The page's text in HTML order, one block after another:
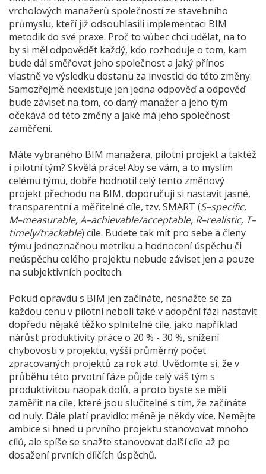
vrcholových manažerů společností ze stavebního
průmyslu, kteří již odsouhlasili implementaci BIM
metodik do své praxe. Proč to vůbec chci udělat, na to
by si měl odpovědět každý, kdo rozhoduje o tom, kam
bude dál směřovat jeho společnost a jaký přínos
vlastně ve výsledku dostanu za investici do této změny.
Samozřejmě neexistuje jen jedna odpověď a odpověď
bude záviset na tom, co daný manažer a jeho tým
očekává od této změny a jaké má jeho společnost
zaměření.
Máte vybraného BIM manažera, pilotní projekt a taktéž
i pilotní tým? Skvělá práce! Aby se vám, a to myslím
celému týmu, dobře hodnotil celý tento změnový
projekt přechodu na BIM, doporučuji si nastavit jasné,
transparentní a měřitelné cíle, tzv. SMART (S–specific,
M–measurable, A–achievable/acceptable, R–realistic, T–
timely/trackable) cíle. Budete tak mít pro sebe a členy
týmu jednoznačnou metriku a hodnocení úspěchu či
neúspěchu celého projektu nebude záviset jen a pouze
na subjektivních pocitech.
Pokud opravdu s BIM jen začínáte, nesnažte se za
každou cenu v pilotní neboli také v adopční fázi nastavit
dopředu nějaké těžko splnitelné cíle, jako například
nárůst produktivity práce o 20 % - 30 %, snížení
chybovosti v projektu, vyšší průměrný počet
zpracovaných projektů za rok atd. Uvědomte si, že v
průběhu této prvotní fáze půjde celý váš tým s
produktivitou naopak dolů, a proto byste se měli
zaměřit na cíle, které jsou slučitelné s tím, že začínáte
od nuly. Dále platí pravidlo: méně je někdy více. Nemějte
ambice si hned u prvního projektu stanovovat mnoho
cílů, ale spíše se snažte stanovovat další cíle až po
dosažení prvních dílčích úspěchů.